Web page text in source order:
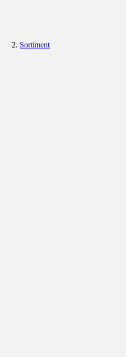
Sortiment